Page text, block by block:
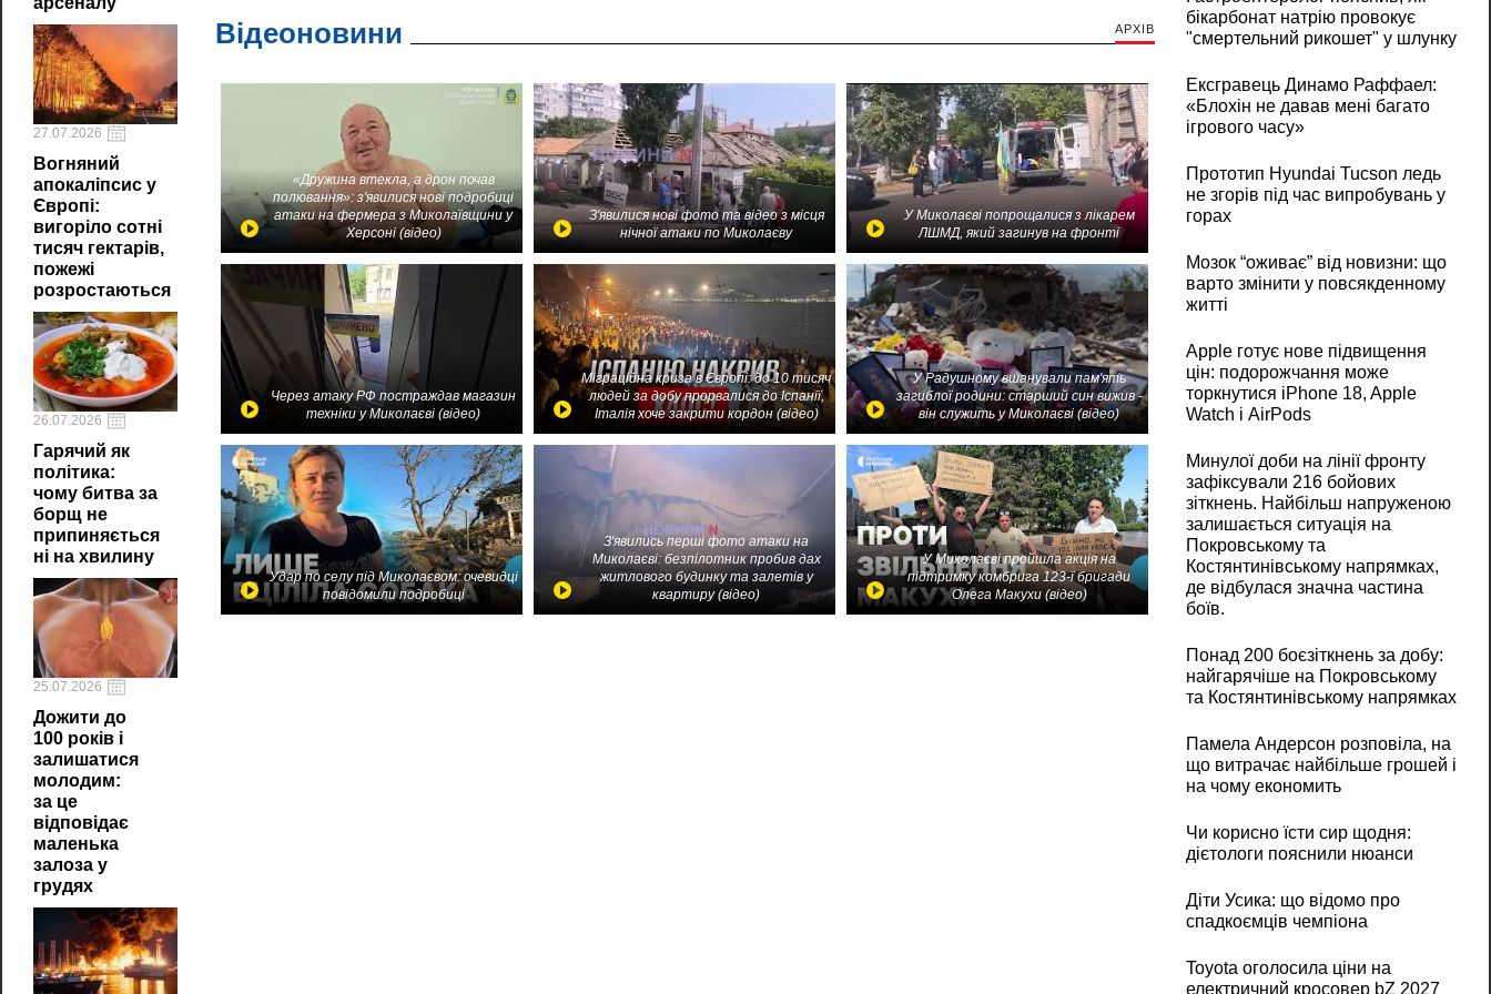
27.07.2026
Вогняний
апокаліпсис у
Європі:
вигоріло сотні
тисяч гектарів,
пожежі
розростаються
26.07.2026
Гарячий як
політика:
чому битва за
борщ не
припиняється
ні на хвилину
25.07.2026
Дожити до
100 років і
залишатися
молодим:
за це
відповідає
маленька
залоза у
грудях
Відеоновини АРХІВ
«Дружина втекла, а дрон почав
полювання»: з'явилися нові подробиці
атаки на фермера з Миколаївщини у
Херсоні (відео)
З'явилися нові фото та відео з місця
нічної атаки по Миколаєву
У Миколаєві попрощалися з лікарем
ЛШМД, який загинув на фронті
Через атаку РФ постраждав магазин
техніки у Миколаєві (відео)
Міграційна криза в Європі: до 10 тисяч
людей за добу прорвалися до Іспанії,
Італія хоче закрити кордон (відео)
У Радушному вшанували пам'ять
загиблої родини: старший син вижив -
він служить у Миколаєві (відео)
Удар по селу під Миколаєвом: очевидці
повідомили подробиці
З'явились перші фото атаки на
Миколаєві: безпілотник пробив дах
житлового будинку та залетів у
квартиру (відео)
У Миколаєві пройшла акція на
підтримку комбрига 123-ї бригади
Олега Макухи (відео)
бікарбонат натрію провокує
"смертельний рикошет" у шлунку
Ексгравець Динамо Раффаел:
«Блохін не давав мені багато
ігрового часу»
Прототип Hyundai Tucson ледь
не згорів під час випробувань у
горах
Мозок “оживає” від новизни: що
варто змінити у повсякденному
житті
Apple готує нове підвищення
цін: подорожчання може
торкнутися iPhone 18, Apple
Watch і AirPods
Минулої доби на лінії фронту
зафіксували 216 бойових
зіткнень. Найбільш напруженою
залишається ситуація на
Покровському та
Костянтинівському напрямках,
де відбулася значна частина
боїв.
Понад 200 боєзіткнень за добу:
найгарячіше на Покровському
та Костянтинівському напрямках
Памела Андерсон розповіла, на
що витрачає найбільше грошей і
на чому економить
Чи корисно їсти сир щодня:
дієтологи пояснили нюанси
Діти Усика: що відомо про
спадкоємців чемпіона
Toyota оголосила ціни на
електричний кросовер bZ 2027